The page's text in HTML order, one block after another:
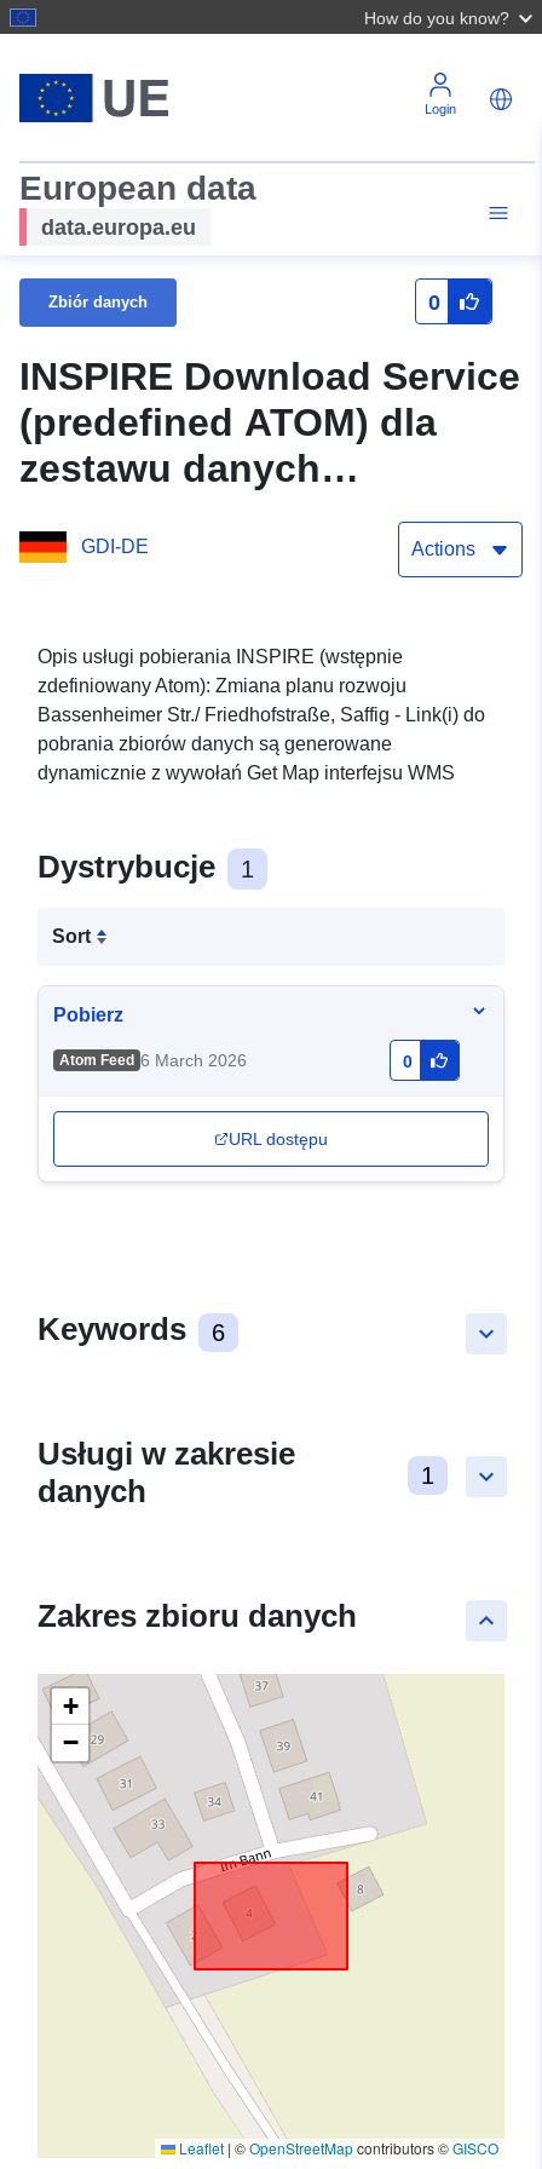
How do you know?
Login
European data
data.europa.eu
Zbiór danych 0
INSPIRE Download Service
(predefined ATOM) dla
zestawu danych
Str./Friedhofstraße 1.
GDI-DE Actions
Opis usługi pobierania INSPIRE (wstępnie
zdefiniowany Atom): Zmiana planu rozwoju
Bassenheimer Str./ Friedhofstraße, Saffig - Link(i) do
pobrania zbiorów danych są generowane
dynamicznie z wywołań Get Map interfejsu WMS
Dystrybucje 1
Sort
Pobierz
Atom Feed 6 March 2026 0
URL dostępu
keyboard_arrow_down
Keywords 6
keyboard_arrow_down
Usługi w zakresie
danych
1
keyboard_arrow_up
Zakres zbioru danych
+
−
Leaflet | ©OpenStreetMapcontributors ©GISCO